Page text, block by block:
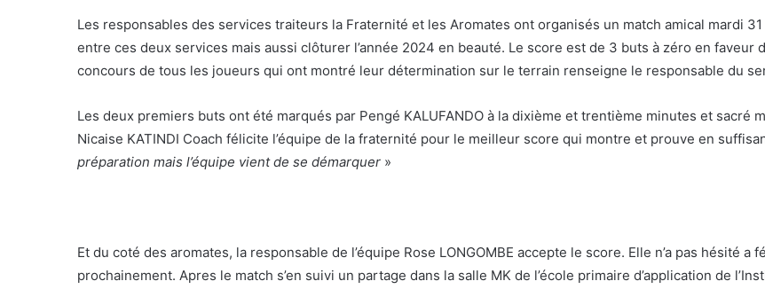
Les responsables des services traiteurs la Fraternité et les Aromates ont organisés un match amical mardi
entre ces deux services mais aussi clôturer l’année 2024 en beauté. Le score est de 3 buts à zéro en faveur
concours de tous les joueurs qui ont montré leur détermination sur le terrain renseigne le responsable du
Les deux premiers buts ont été marqués par Pengé KALUFANDO à la dixième et trentième minutes et sacré
Nicaise KATINDI Coach félicite l’équipe de la fraternité pour le meilleur score qui montre et prouve en
préparation mais l’équipe vient de se démarquer »
Et du coté des aromates, la responsable de l’équipe Rose LONGOMBE accepte le score. Elle n’a pas hésité
prochainement. Apres le match s’en suivi un partage dans la salle MK de l’école primaire d’application de